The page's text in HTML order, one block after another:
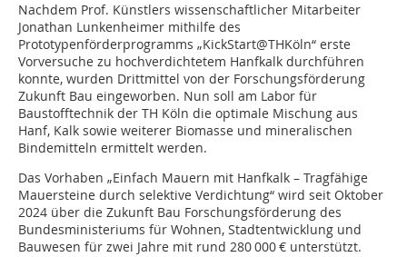
Nachdem Prof. Künstlers wissenschaftlicher Mitarbeiter
Jonathan Lunkenheimer mithilfe des
Prototypenförderprogramms „KickStart@THKöln“ erste
Vorversuche zu hochverdichtetem Hanfkalk durchführen
konnte, wurden Drittmittel von der Forschungsförderung
Zukunft Bau eingeworben. Nun soll am Labor für
Baustofftechnik der TH Köln die optimale Mischung aus
Hanf, Kalk sowie weiterer Biomasse und mineralischen
Bindemitteln ermittelt werden.
Das Vorhaben „Einfach Mauern mit Hanfkalk – Tragfähige
Mauersteine durch selektive Verdichtung“ wird seit Oktober
2024 über die Zukunft Bau Forschungsförderung des
Bundesministeriums für Wohnen, Stadtentwicklung und
Bauwesen für zwei Jahre mit rund 280 000 € unterstützt.